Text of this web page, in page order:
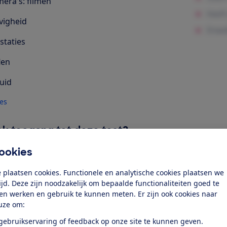
plaatsen cookies. Functionele en analytische cookies plaatsen we
Deze zijn noodzakelijk om bepaalde functionaliteiten goed te
werken en gebruik te kunnen meten. Er zijn ook cookies naar
om:
of feedback op onze site te kunnen geven.
toegang tot deze test?
Al lid? Log in